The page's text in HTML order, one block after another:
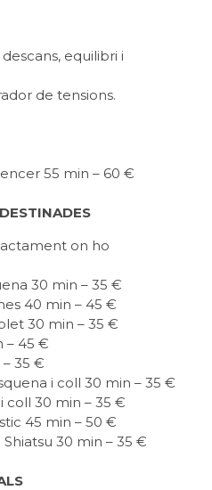
equilibri i
de tensions.
55 min – 60 €
on ho
30 min – 35 €
40 min – 45 €
30 min – 35 €
– 45 €
35 €
i coll 30 min – 35 €
coll 30 min – 35 €
45 min – 50 €
30 min – 35 €